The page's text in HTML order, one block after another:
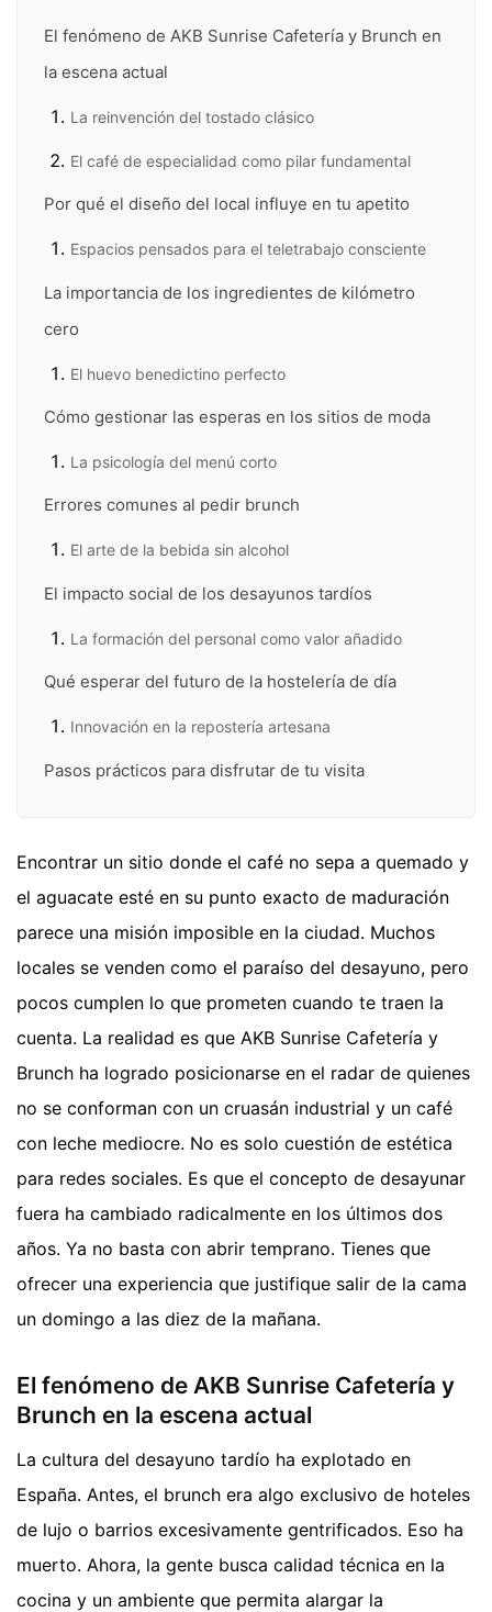
El fenómeno de AKB Sunrise Cafetería y Brunch en
la escena actual
La reinvención del tostado clásico
El café de especialidad como pilar fundamental
Por qué el diseño del local influye en tu apetito
Espacios pensados para el teletrabajo consciente
La importancia de los ingredientes de kilómetro
cero
El huevo benedictino perfecto
Cómo gestionar las esperas en los sitios de moda
La psicología del menú corto
Errores comunes al pedir brunch
El arte de la bebida sin alcohol
El impacto social de los desayunos tardíos
La formación del personal como valor añadido
Qué esperar del futuro de la hostelería de día
Innovación en la repostería artesana
Pasos prácticos para disfrutar de tu visita
Encontrar un sitio donde el café no sepa a quemado y
el aguacate esté en su punto exacto de maduración
parece una misión imposible en la ciudad. Muchos
locales se venden como el paraíso del desayuno, pero
pocos cumplen lo que prometen cuando te traen la
cuenta. La realidad es que AKB Sunrise Cafetería y
Brunch ha logrado posicionarse en el radar de quienes
no se conforman con un cruasán industrial y un café
con leche mediocre. No es solo cuestión de estética
para redes sociales. Es que el concepto de desayunar
fuera ha cambiado radicalmente en los últimos dos
años. Ya no basta con abrir temprano. Tienes que
ofrecer una experiencia que justifique salir de la cama
un domingo a las diez de la mañana.
El fenómeno de AKB Sunrise Cafetería y
Brunch en la escena actual
La cultura del desayuno tardío ha explotado en
España. Antes, el brunch era algo exclusivo de hoteles
de lujo o barrios excesivamente gentrificados. Eso ha
muerto. Ahora, la gente busca calidad técnica en la
cocina y un ambiente que permita alargar la